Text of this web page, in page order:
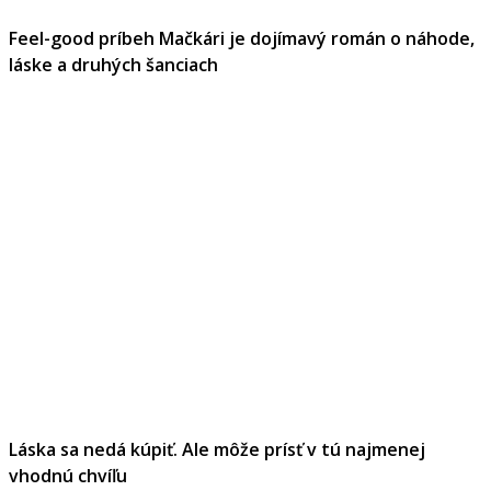
Feel-good príbeh Mačkári je dojímavý román o náhode,
láske a druhých šanciach
Láska sa nedá kúpiť. Ale môže prísť v tú najmenej
vhodnú chvíľu